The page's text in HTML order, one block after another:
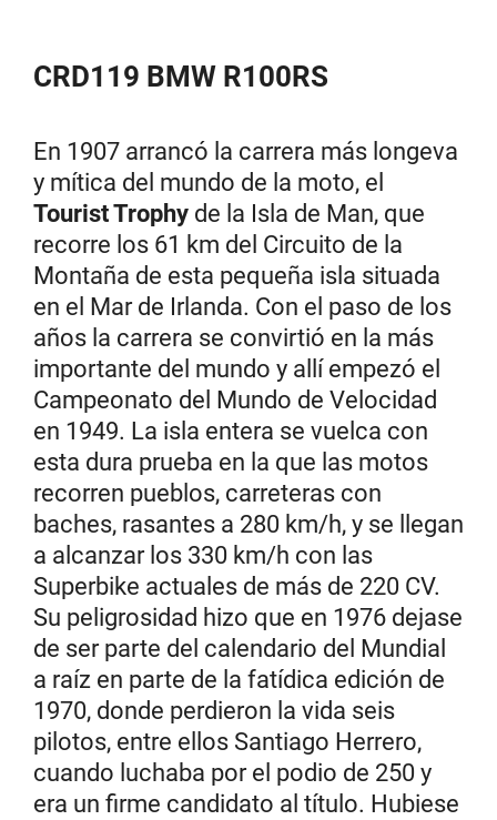
CRD119 BMW R100RS
En 1907 arrancó la carrera más longeva
y mítica del mundo de la moto, el
Tourist Trophy de la Isla de Man, que
recorre los 61 km del Circuito de la
Montaña de esta pequeña isla situada
en el Mar de Irlanda. Con el paso de los
años la carrera se convirtió en la más
importante del mundo y allí empezó el
Campeonato del Mundo de Velocidad
en 1949. La isla entera se vuelca con
esta dura prueba en la que las motos
recorren pueblos, carreteras con
baches, rasantes a 280 km/h, y se llegan
a alcanzar los 330 km/h con las
Superbike actuales de más de 220 CV.
Su peligrosidad hizo que en 1976 dejase
de ser parte del calendario del Mundial
a raíz en parte de la fatídica edición de
1970, donde perdieron la vida seis
pilotos, entre ellos Santiago Herrero,
cuando luchaba por el podio de 250 y
era un firme candidato al título. Hubiese